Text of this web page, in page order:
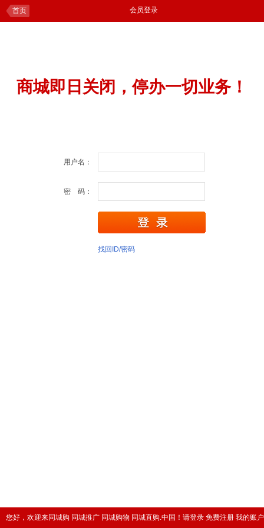
您好，欢迎来同城购 同城推广 同城购物 同城直购.中国！ 请登录 免费注册 我的账户
首页 会员登录
商城即日关闭，停办一切业务！
用户名：
密 码：
找回ID/密码